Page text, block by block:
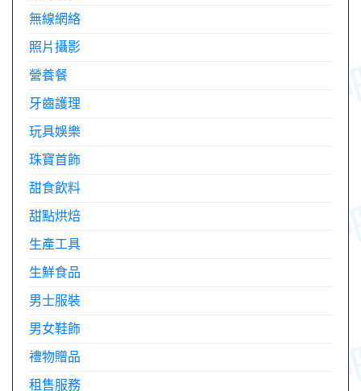
無線網絡
照片攝影
營養餐
牙齒護理
玩具娛樂
珠寶首飾
甜食飲料
甜點烘焙
生產工具
生鮮食品
男士服裝
男女鞋飾
禮物贈品
租售服務